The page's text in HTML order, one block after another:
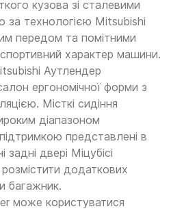
кузова зі сталевими
за технологією Mitsubishi
передом та помітними
характер машини.
Аутлендер
ергономічної форми з
Місткі сидіння
діапазоном
представлені в
задні двері Міцубісі
додаткових
багажник.
може користуватися